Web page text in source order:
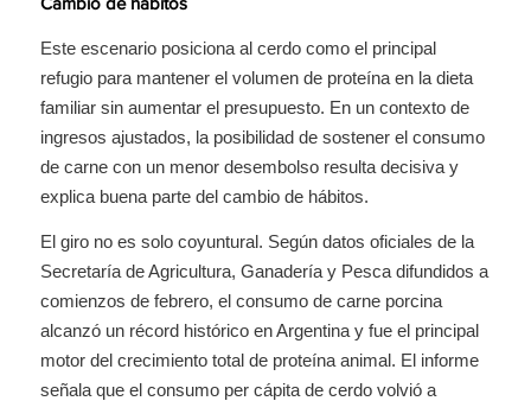
Cambio de hábitos
Este escenario posiciona al cerdo como el principal
refugio para mantener el volumen de proteína en la dieta
familiar sin aumentar el presupuesto. En un contexto de
ingresos ajustados, la posibilidad de sostener el consumo
de carne con un menor desembolso resulta decisiva y
explica buena parte del cambio de hábitos.
El giro no es solo coyuntural. Según datos oficiales de la
Secretaría de Agricultura, Ganadería y Pesca difundidos a
comienzos de febrero, el consumo de carne porcina
alcanzó un récord histórico en Argentina y fue el principal
motor del crecimiento total de proteína animal. El informe
señala que el consumo per cápita de cerdo volvió a